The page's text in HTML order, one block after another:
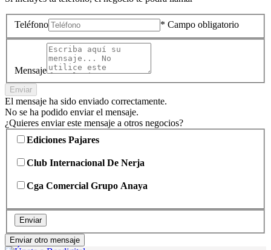
Teléfono * Campo obligatorio
Mensaje
Enviar
El mensaje ha sido enviado correctamente.
No se ha podido enviar el mensaje.
¿Quieres enviar este mensaje a otros negocios?
Ediciones Pajares
Club Internacional De Nerja
Cga Comercial Grupo Anaya
Enviar
Enviar otro mensaje